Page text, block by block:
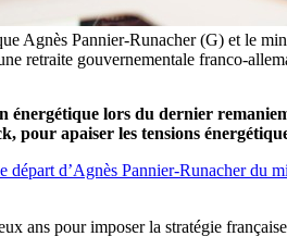
Agnès Pannier-Runacher (G) et le
retraite gouvernementale franco-
lors du dernier
pour apaiser les tensions
départ d’Agnès Pannier-Runacher du
ans pour imposer la stratégie